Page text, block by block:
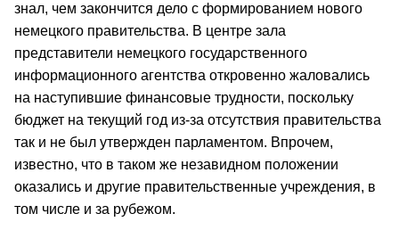
знал, чем закончится дело с формированием нового
немецкого правительства. В центре зала
представители немецкого государственного
информационного агентства откровенно жаловались
на наступившие финансовые трудности, поскольку
бюджет на текущий год из-за отсутствия правительства
так и не был утвержден парламентом. Впрочем,
известно, что в таком же незавидном положении
оказались и другие правительственные учреждения, в
том числе и за рубежом.